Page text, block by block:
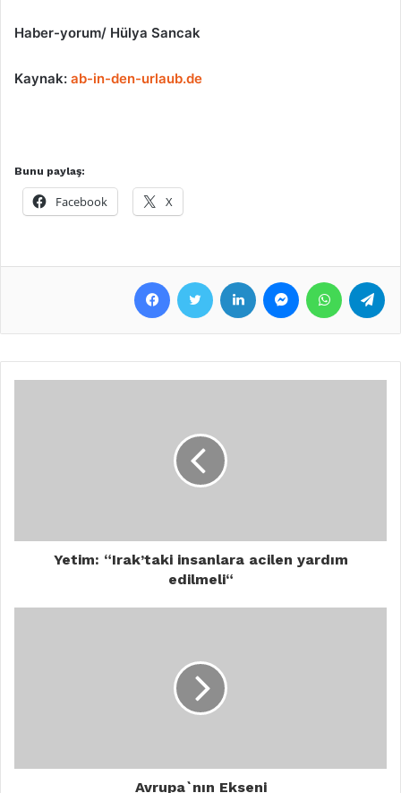
Haber-yorum/ Hülya Sancak
Kaynak: ab-in-den-urlaub.de
Bunu paylaş:
Facebook X
Yetim: “Irak’taki insanlara acilen yardım
edilmeli“
Avrupa`nın Ekseni